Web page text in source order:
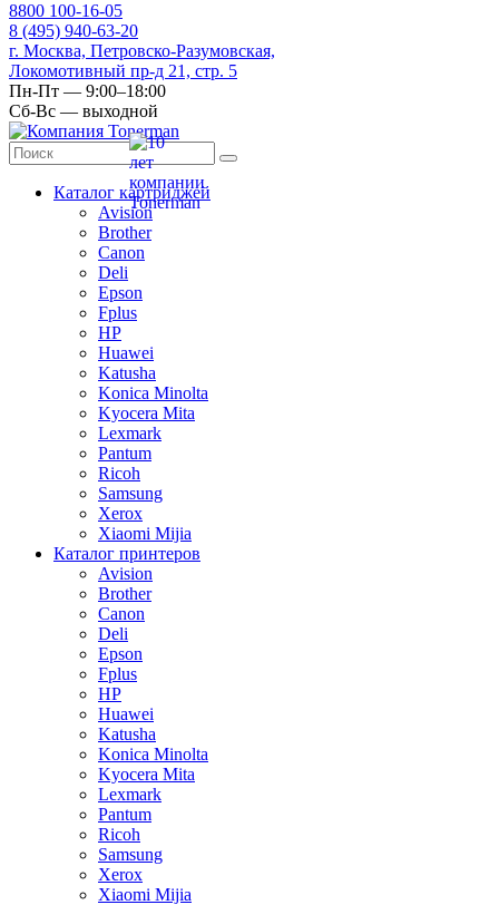
8800 100-16-05
8 (495) 940-63-20
г. Москва, Петровско-Разумовская,
Локомотивный пр-д 21, стр. 5
Пн-Пт — 9:00–18:00
Сб-Вс — выходной
Каталог картриджей
Avision
Brother
Canon
Deli
Epson
Fplus
HP
Huawei
Katusha
Konica Minolta
Kyocera Mita
Lexmark
Pantum
Ricoh
Samsung
Xerox
Xiaomi Mijia
Каталог принтеров
Avision
Brother
Canon
Deli
Epson
Fplus
HP
Huawei
Katusha
Konica Minolta
Kyocera Mita
Lexmark
Pantum
Ricoh
Samsung
Xerox
Xiaomi Mijia